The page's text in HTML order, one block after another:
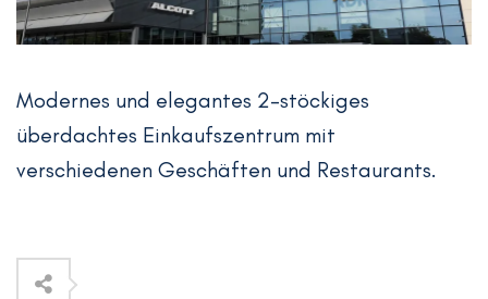
Modernes und elegantes 2-stöckiges
überdachtes Einkaufszentrum mit
verschiedenen Geschäften und Restaurants.